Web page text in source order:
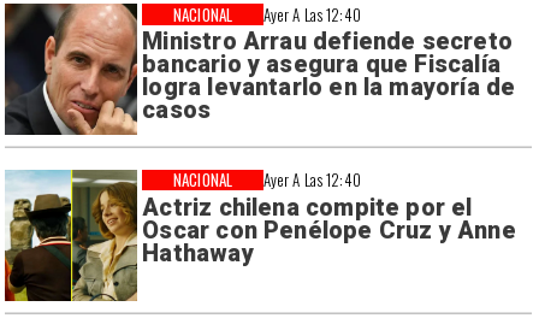
Ayer A Las 12:40
Ministro Arrau defiende secreto
bancario y asegura que Fiscalía
logra levantarlo en la mayoría de
casos
NACIONAL
Ayer A Las 12:40
Actriz chilena compite por el
Oscar con Penélope Cruz y Anne
Hathaway
NACIONAL